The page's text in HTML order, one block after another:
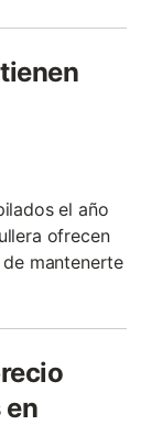
el año
ofrecen
mantenerte
en